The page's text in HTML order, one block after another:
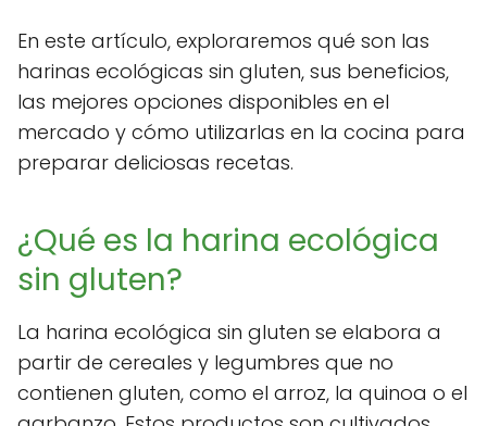
En este artículo, exploraremos qué son las
harinas ecológicas sin gluten, sus beneficios,
las mejores opciones disponibles en el
mercado y cómo utilizarlas en la cocina para
preparar deliciosas recetas.
¿Qué es la harina ecológica
sin gluten?
La harina ecológica sin gluten se elabora a
partir de cereales y legumbres que no
contienen gluten, como el arroz, la quinoa o el